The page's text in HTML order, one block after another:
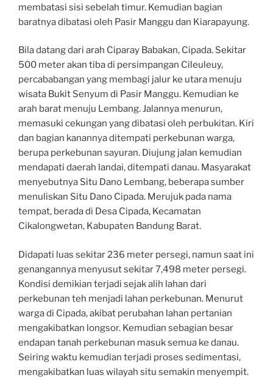
membatasi sisi sebelah timur. Kemudian bagian
baratnya dibatasi oleh Pasir Manggu dan Kiarapayung.
Bila datang dari arah Ciparay Babakan, Cipada. Sekitar
500 meter akan tiba di persimpangan Cileuleuy,
percababangan yang membagi jalur ke utara menuju
wisata Bukit Senyum di Pasir Manggu. Kemudian ke
arah barat menuju Lembang. Jalannya menurun,
memasuki cekungan yang dibatasi oleh perbukitan. Kiri
dan bagian kanannya ditempati perkebunan warga,
berupa perkebunan sayuran. Diujung jalan kemudian
mendapati daerah landai, ditempati danau. Masyarakat
menyebutnya Situ Dano Lembang, beberapa sumber
menuliskan Situ Dano Cipada. Merujuk pada nama
tempat, berada di Desa Cipada, Kecamatan
Cikalongwetan, Kabupaten Bandung Barat.
Didapati luas sekitar 236 meter persegi, namun saat ini
genangannya menyusut sekitar 7,498 meter persegi.
Kondisi demikian terjadi sejak alih lahan dari
perkebunan teh menjadi lahan perkebunan. Menurut
warga di Cipada, akibat perubahan lahan pertanian
mengakibatkan longsor. Kemudian sebagian besar
endapan tanah perkebunan masuk semua ke danau.
Seiring waktu kemudian terjadi proses sedimentasi,
mengakibatkan luas wilayah situ semakin menyempit.